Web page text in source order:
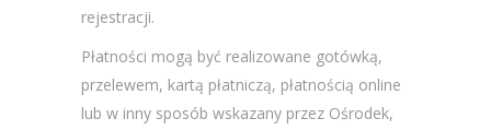
rejestracji.
Płatności mogą być realizowane gotówką,
przelewem, kartą płatniczą, płatnością online
lub w inny sposób wskazany przez Ośrodek,